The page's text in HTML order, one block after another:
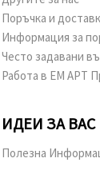
Поръчка и
Информация за
Често задавани
Работа в ЕМ АРТ
ИДЕИ ЗА ВАС
Полезна